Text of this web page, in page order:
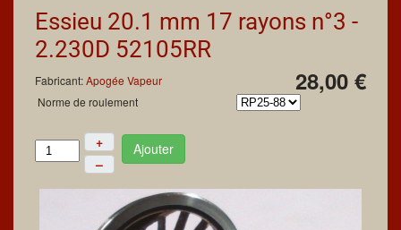
Essieu 20.1 mm 17 rayons n°3 -
2.230D 52105RR
28,00 €
Fabricant:Apogée Vapeur
Norme de roulement
+
–
Ajouter